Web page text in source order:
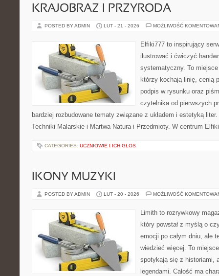
KRAJOBRAZ I PRZYRODA
POSTED BY ADMIN LUT - 21 - 2026 MOŻLIWOŚĆ
Elfiki777 to inspirujący
ilustrować i ćwiczyć
systematyczny. To
którzy kochają linię, cenią
podpis w rysunku oraz
czytelnika od pierwszych
bardziej rozbudowane tematy związane z układem i estetyką
Techniki Malarskie i Martwa Natura i Przedmioty. W centrum
CATEGORIES: UCZNIOWIE I ICH GŁOS
IKONY MUZYKI
POSTED BY ADMIN LUT - 20 - 2026 MOŻLIWOŚĆ
Limith to rozrywkowy
który powstał z myślą o
emocji po całym dniu, ale
wiedzieć więcej. To
spotykają się z historiami,
legendami. Całość ma